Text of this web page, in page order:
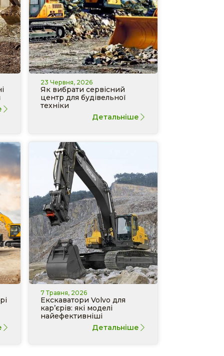
23 Червня, 2026
Як вибрати сервісний
центр для будівельної
техніки
Детальніше
7 Травня, 2026
Екскаватори Volvo для
кар’єрів: які моделі
найефективніші
Детальніше